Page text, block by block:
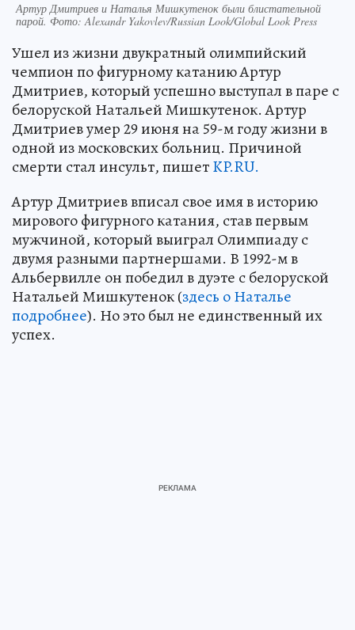
Артур Дмитриев и Наталья Мишкутенок были блистательной
парой. Фото: Alexandr Yakovlev/Russian Look/Global Look Press
Ушел из жизни двукратный олимпийский
чемпион по фигурному катанию Артур
Дмитриев, который успешно выступал в паре с
белоруской Натальей Мишкутенок. Артур
Дмитриев умер 29 июня на 59-м году жизни в
одной из московских больниц. Причиной
смерти стал инсульт, пишетKP.RU.
Артур Дмитриев вписал свое имя в историю
мирового фигурного катания, став первым
мужчиной, который выиграл Олимпиаду с
двумя разными партнершами. В 1992-м в
Альбервилле он победил в дуэте с белоруской
Натальей Мишкутенок (здесь о Наталье
подробнее). Но это был не единственный их
успех.